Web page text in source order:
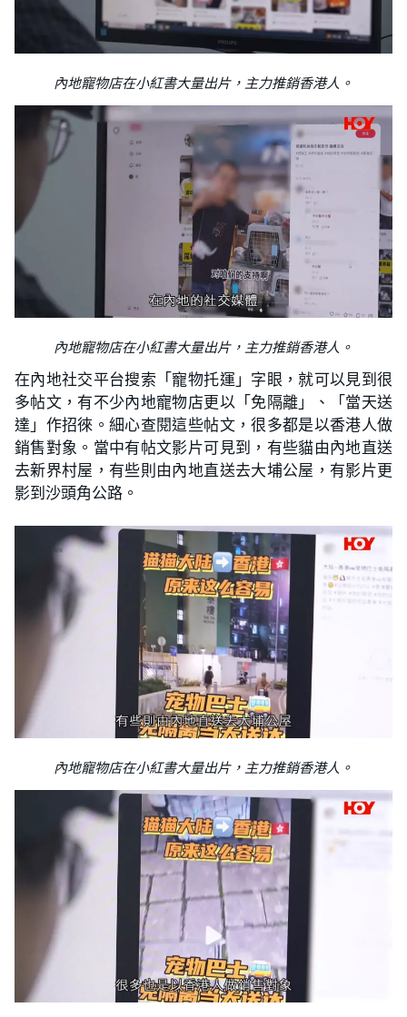
內地寵物店在小紅書大量出片，主力推銷香港人。
內地寵物店在小紅書大量出片，主力推銷香港人。
在內地社交平台搜索「寵物托運」字眼，就可以見到很
多帖文，有不少內地寵物店更以「免隔離」、「當天送
達」作招徠。細心查閱這些帖文，很多都是以香港人做
銷售對象。當中有帖文影片可見到，有些貓由內地直送
去新界村屋，有些則由內地直送去大埔公屋，有影片更
影到沙頭角公路。
內地寵物店在小紅書大量出片，主力推銷香港人。